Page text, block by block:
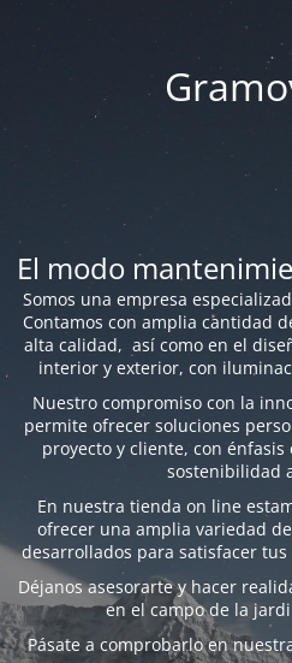
El modo
Somos una empresa
Contamos con amplia cantidad
alta calidad, así como en el
interior y exterior, con
Nuestro compromiso con la
permite ofrecer soluciones
proyecto y cliente, con
sostenibilidad
En nuestra tienda on line
ofrecer una amplia variedad
desarrollados para satisfacer
Déjanos asesorarte y hacer
en el campo de la
Pásate a comprobarlo en